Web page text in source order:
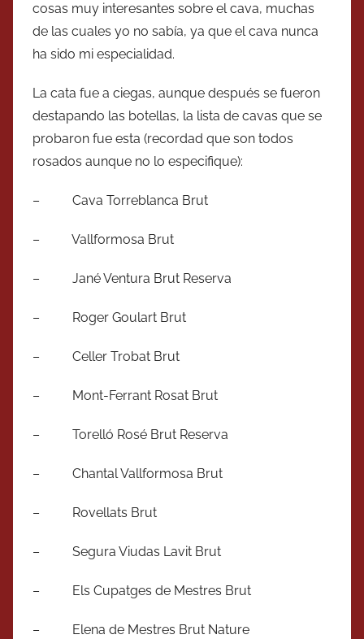
cosas muy interesantes sobre el cava, muchas
de las cuales yo no sabía, ya que el cava nunca
ha sido mi especialidad.
La cata fue a ciegas, aunque después se fueron
destapando las botellas, la lista de cavas que se
probaron fue esta (recordad que son todos
rosados aunque no lo especifique):
– Cava Torreblanca Brut
– Vallformosa Brut
– Jané Ventura Brut Reserva
– Roger Goulart Brut
– Celler Trobat Brut
– Mont-Ferrant Rosat Brut
– Torelló Rosé Brut Reserva
– Chantal Vallformosa Brut
– Rovellats Brut
– Segura Viudas Lavit Brut
– Els Cupatges de Mestres Brut
– Elena de Mestres Brut Nature